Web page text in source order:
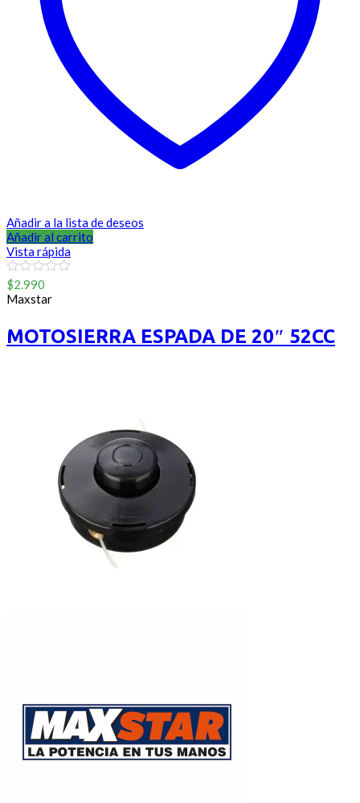
Añadir a la lista de deseos
Añadir al carrito
Vista rápida
0
out
of
$2.990
Maxstar
MOTOSIERRA ESPADA DE 20″ 52CC